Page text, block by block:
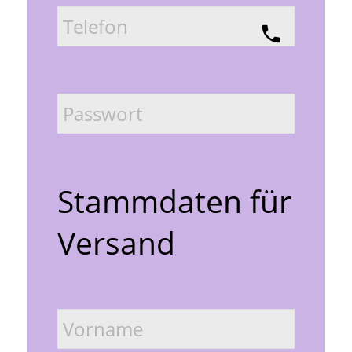
call
Stammdaten für
Versand